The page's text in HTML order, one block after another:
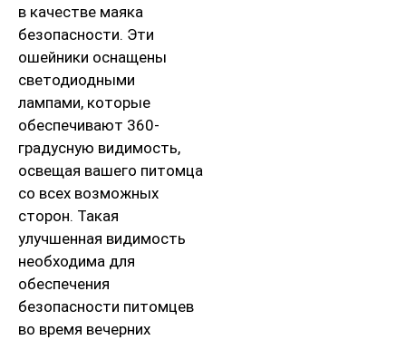
в качестве маяка
безопасности. Эти
ошейники оснащены
светодиодными
лампами, которые
обеспечивают 360-
градусную видимость,
освещая вашего питомца
со всех возможных
сторон. Такая
улучшенная видимость
необходима для
обеспечения
безопасности питомцев
во время вечерних